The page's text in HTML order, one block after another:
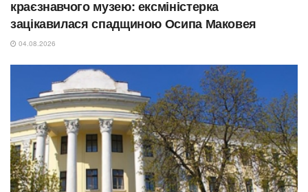
краєзнавчого музею: ексміністерка
зацікавилася спадщиною Осипа Маковея
04.08.2026